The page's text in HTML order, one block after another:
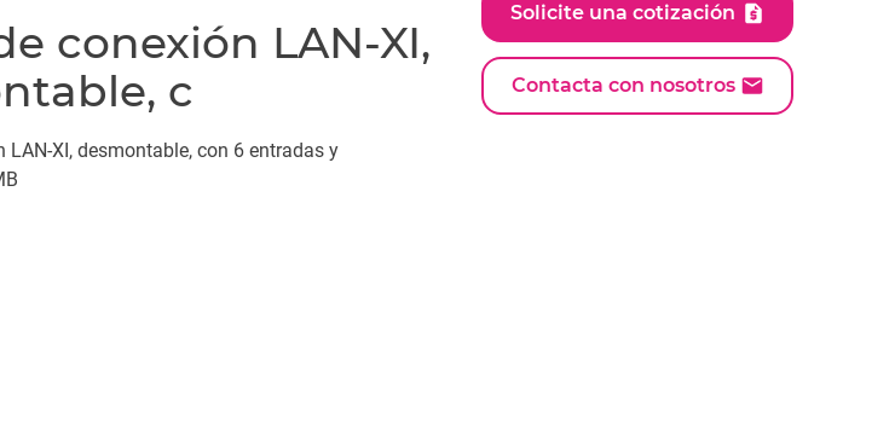
conexión LAN-XI,
c
LAN-XI, desmontable, con 6 entradas y
Solicite una cotización
Contacta con nosotros